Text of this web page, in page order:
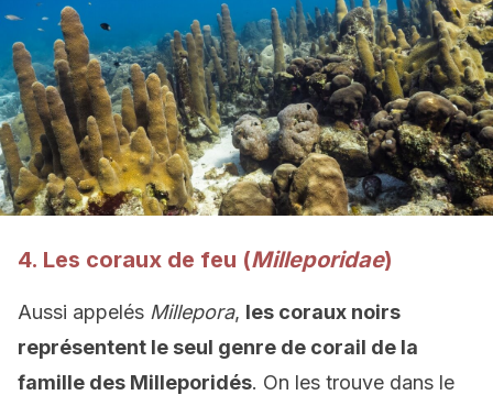
4. Les coraux de feu (Milleporidae)
Aussi appelés Millepora, les coraux noirs
représentent le seul genre de corail de la
famille des Milleporidés. On les trouve dans le